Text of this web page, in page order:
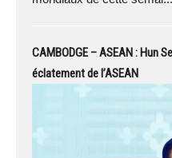
CAMBODGE – ASEAN : Hun
éclatement de l’ASEAN